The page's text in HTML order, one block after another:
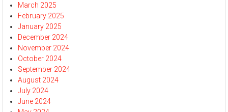
March 2025
February 2025
January 2025
December 2024
November 2024
October 2024
September 2024
August 2024
July 2024
June 2024